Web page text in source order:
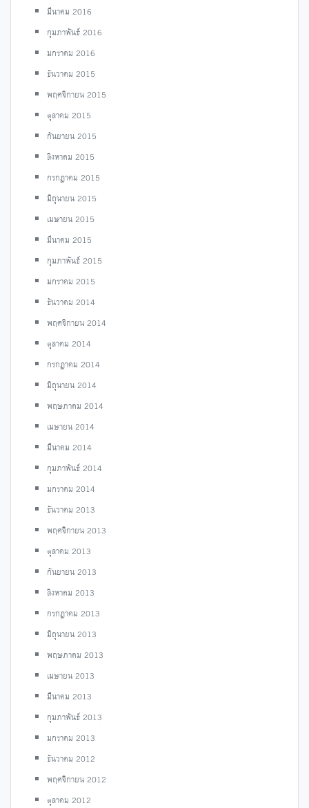
มีนาคม 2016
กุมภาพันธ์ 2016
มกราคม 2016
ธันวาคม 2015
พฤศจิกายน 2015
ตุลาคม 2015
กันยายน 2015
สิงหาคม 2015
กรกฎาคม 2015
มิถุนายน 2015
เมษายน 2015
มีนาคม 2015
กุมภาพันธ์ 2015
มกราคม 2015
ธันวาคม 2014
พฤศจิกายน 2014
ตุลาคม 2014
กรกฎาคม 2014
มิถุนายน 2014
พฤษภาคม 2014
เมษายน 2014
มีนาคม 2014
กุมภาพันธ์ 2014
มกราคม 2014
ธันวาคม 2013
พฤศจิกายน 2013
ตุลาคม 2013
กันยายน 2013
สิงหาคม 2013
กรกฎาคม 2013
มิถุนายน 2013
พฤษภาคม 2013
เมษายน 2013
มีนาคม 2013
กุมภาพันธ์ 2013
มกราคม 2013
ธันวาคม 2012
พฤศจิกายน 2012
ตุลาคม 2012